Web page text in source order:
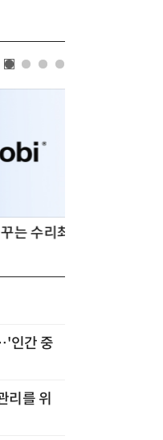
AI 시대의 의사결정을 바꾸는 수리최적화(Optimization): 실제 산업 적용 사례와 활용 전략
인간 중
리를 위